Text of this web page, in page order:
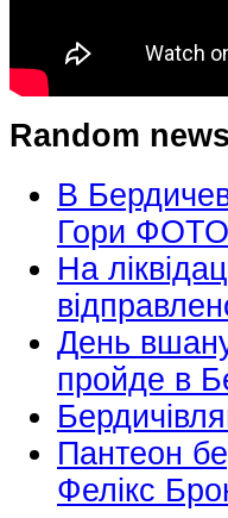
Random
В
Гори ФОТО
На
День
пройде в
Пантеон
Фелікс